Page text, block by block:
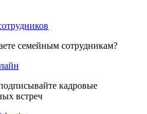
семейным сотрудникам?
кадровые
встреч